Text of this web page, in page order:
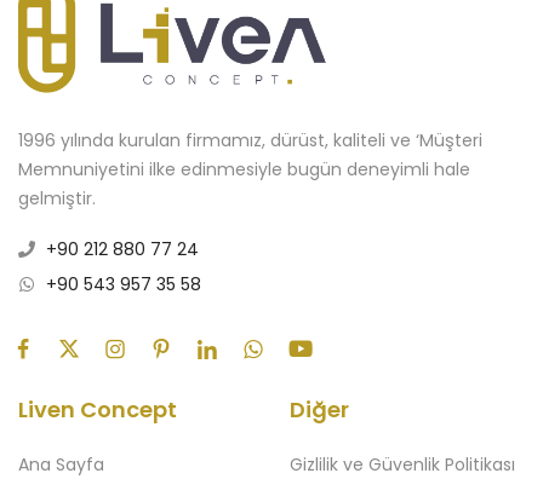
1996 yılında kurulan firmamız, dürüst, kaliteli ve ‘Müşteri
Memnuniyetini ilke edinmesiyle bugün deneyimli hale
gelmiştir.
+90 212 880 77 24
+90 543 957 35 58
Liven Concept
Ana Sayfa
Diğer
Gizlilik ve Güvenlik Politikası